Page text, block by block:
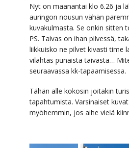
Nyt on maanantai klo 6.26 ja
auringon nousun vähän
kuvakulmasta. Se onkin sitten
PS. Taivas on ihan pilvessä,
liikkuisko ne pilvet kivasti time
vilahtas punaista taivasta…
seuraavassa kk-tapaamisessa.
Tähän alle kokosin joitakin
tapahtumista. Varsinaiset
myöhemmin, jos aihe vielä